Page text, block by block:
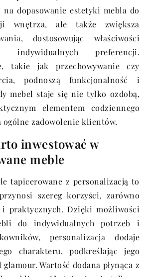
dopasowanie estetyki mebla do
wnętrza, ale także zwiększa
dostosowując właściwości
indywidualnych preferencji.
takie jak przechowywanie czy
podnoszą funkcjonalność i
mebel staje się nie tylko ozdobą,
elementem codziennego
ogólne zadowolenie klientów.
inwestować w
meble
tapicerowane z personalizacją to
szereg korzyści, zarówno
i praktycznych. Dzięki możliwości
do indywidualnych potrzeb i
personalizacja dodaje
charakteru, podkreślając jego
Wartość dodana płynąca z